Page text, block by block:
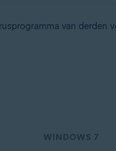
van derden
WINDOWS 7